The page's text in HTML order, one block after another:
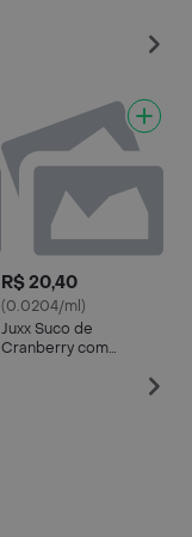
R$ 20,40
(0.0204/ml)
Juxx Suco de
Cranberry com